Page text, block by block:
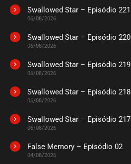
Swallowed Star – Episódio 221
06/08/2026
Swallowed Star – Episódio 220
06/08/2026
Swallowed Star – Episódio 219
06/08/2026
Swallowed Star – Episódio 218
06/08/2026
Swallowed Star – Episódio 217
06/08/2026
False Memory – Episódio 02
04/08/2026